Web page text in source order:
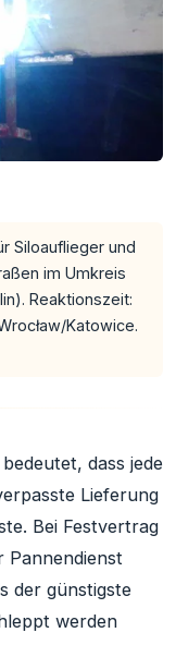
Siloauflieger und
im Umkreis
Reaktionszeit:
Katowice.
dass jede
Lieferung
Bei Festvertrag
Pannendienst
der günstigste
werden